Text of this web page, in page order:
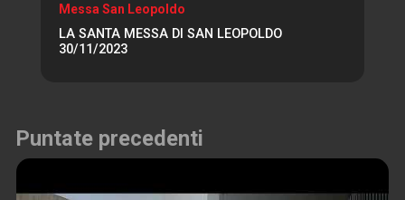
Messa San Leopoldo
LA SANTA MESSA DI SAN LEOPOLDO
30/11/2023
Puntate precedenti